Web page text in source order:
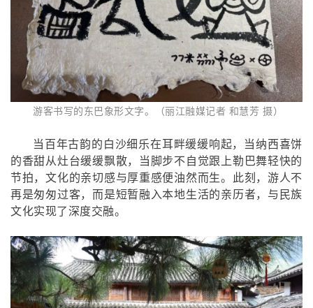
游客书写的东巴象形文字。（丽江融媒记者 和慧芳 摄）
当百年古韵的白沙细乐在耳畔缓缓响起，当纳西喜饼
的香甜从灶台缓缓飘散，当脚步不自觉跟上勒巴舞轻快的
节拍，文化的亲切感与厚重感便油然而生。此刻，游人不
再是匆匆过客，而是短暂融入本地生活的亲历者，与民族
文化实现了深度交融。